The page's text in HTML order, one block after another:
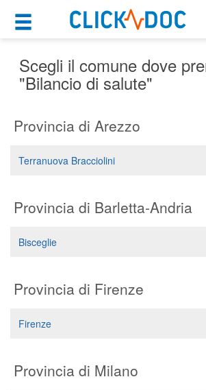
Motore di ricerca
Cosa possiamo offrirti
Prenota una visita
Ricerca specialisti
(su medicitalia.it)
Per gli specialisti
Planner e rubrica in cloud
Segreteria virtuale
Scegli il comune dove
"Bilancio di salute"
Provincia di Arezzo
Terranuova Bracciolini
Provincia di Barletta-Andria
Bisceglie
Provincia di Firenze
Firenze
Provincia di Milano